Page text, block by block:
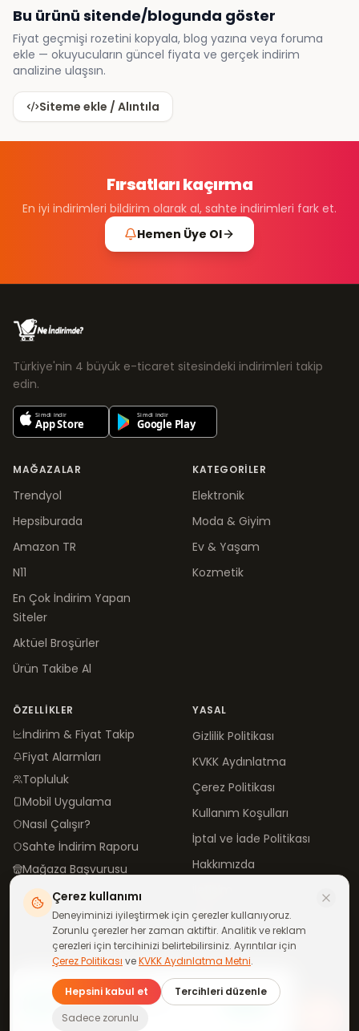
Bu ürünü sitende/blogunda göster
Fiyat geçmişi rozetini kopyala, blog yazına veya foruma
ekle — okuyucuların güncel fiyata ve gerçek indirim
analizine ulaşsın.
Siteme ekle / Alıntıla
Fırsatları kaçırma
En iyi indirimleri bildirim olarak al, sahte indirimleri fark et.
Hemen Üye Ol
Türkiye'nin 4 büyük e-ticaret sitesindeki indirimleri takip
edin.
MAĞAZALAR
Trendyol
Hepsiburada
Amazon TR
N11
En Çok İndirim Yapan
Siteler
Aktüel Broşürler
Ürün Takibe Al
KATEGORILER
Elektronik
Moda & Giyim
Ev & Yaşam
Kozmetik
ÖZELLIKLER
İndirim & Fiyat Takip
Fiyat Alarmları
Topluluk
Mobil Uygulama
Nasıl Çalışır?
Sahte İndirim Raporu
Mağaza Başvurusu
YASAL
Gizlilik Politikası
KVKK Aydınlatma
Çerez Politikası
Kullanım Koşulları
İptal ve İade Politikası
Hakkımızda
Blog
©2026neindirimde.com · Türkiye'de ile yapıldı
Tüm mağazalar aktif
Çerez kullanımı
Deneyiminizi iyileştirmek için çerezler kullanıyoruz.
Zorunlu çerezler her zaman aktiftir. Analitik ve reklam
çerezleri için tercihinizi belirtebilirsiniz. Ayrıntılar için
Çerez Politikası veKVKK Aydınlatma Metni.
Hepsini kabul et
Tercihleri düzenle
Sadece zorunlu
Günün fırsatları
telefonuna gelsin
WhatsApp kanalımıza ücretsiz
katıl
Katıl